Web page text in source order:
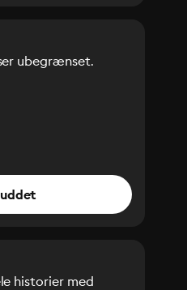
ubegrænset.
historier med